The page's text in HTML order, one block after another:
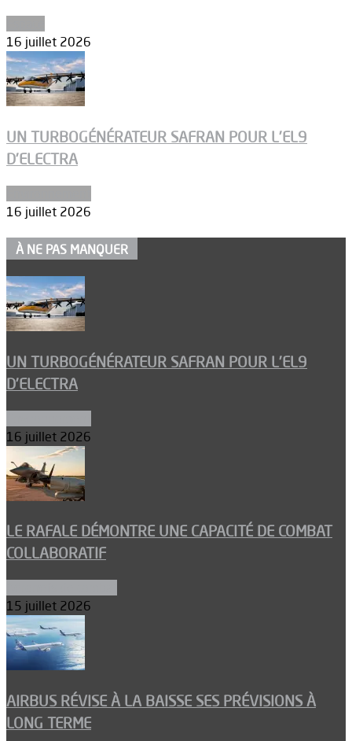
16 juillet 2026
UN TURBOGÉNÉRATEUR SAFRAN POUR L’EL9
D’ELECTRA
16 juillet 2026
À NE PAS MANQUER
UN TURBOGÉNÉRATEUR SAFRAN POUR L’EL9
D’ELECTRA
16 juillet 2026
LE RAFALE DÉMONTRE UNE CAPACITÉ DE COMBAT
COLLABORATIF
15 juillet 2026
AIRBUS RÉVISE À LA BAISSE SES PRÉVISIONS À
LONG TERME